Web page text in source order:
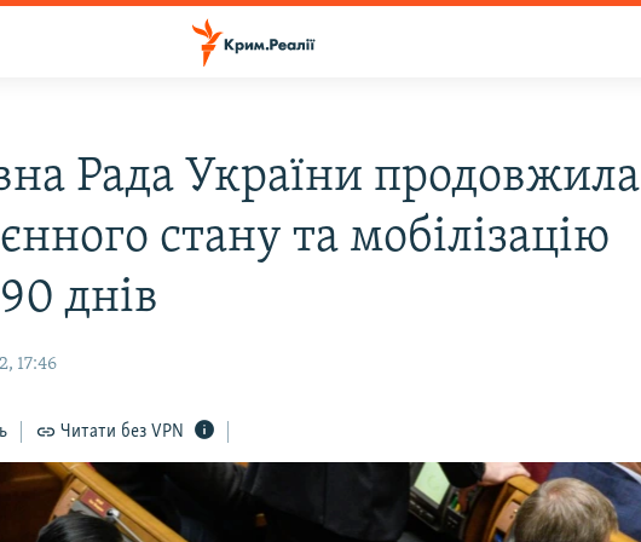
Рада України продовжила
стану та мобілізацію
днів
17:46
Читати без VPN